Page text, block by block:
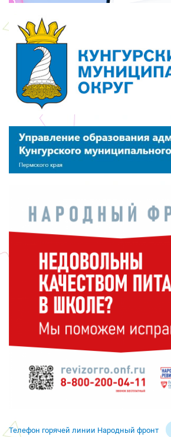
Телефон горячей линии Народный фронт